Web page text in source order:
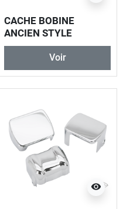
CACHE BOBINE
ANCIEN STYLE
Voir
visibility